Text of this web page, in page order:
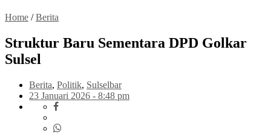
Home /Berita
Struktur Baru Sementara DPD Golkar
Sulsel
Berita, Politik, Sulselbar
23 Januari 2026 - 8:48 pm